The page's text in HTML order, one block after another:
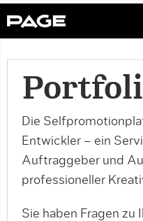
Die
Entwickler – ein
Auftraggeber und
professioneller
Sie haben Fragen zu